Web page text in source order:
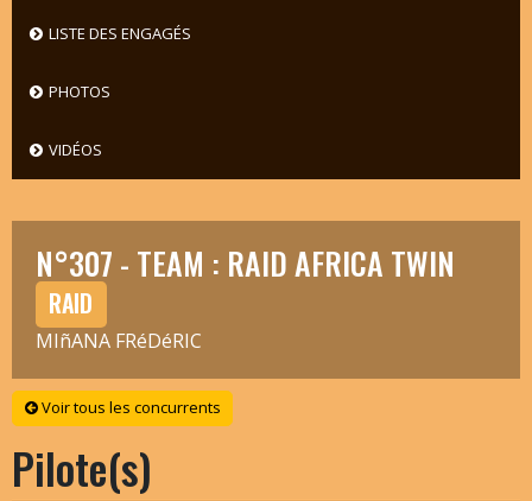
LISTE DES ENGAGÉS
PHOTOS
VIDÉOS
N°307 - TEAM : RAID AFRICA TWIN
RAID
MIñANA FRéDéRIC
Voir tous les concurrents
Pilote(s)